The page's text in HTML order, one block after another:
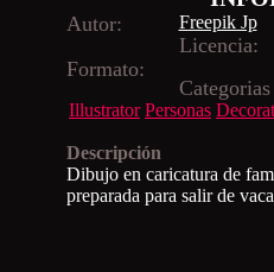
Autor: Freepik Jp
Licencia:
Formato:
Categorias
Illustrator Personas
Descripción
Dibujo en caricatura de
preparada para salir de